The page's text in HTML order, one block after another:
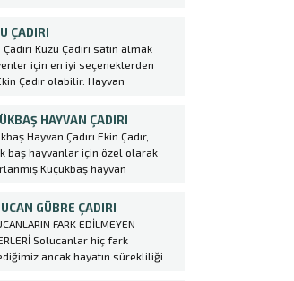
başlanmıştır. Özellikle de
göçer sektörlerde konteynırların
alan hangar çadırı birçok avantajı
getirmektedir. hangar...
ÇADIRI
Kuzu Çadırı satın almak
için en iyi seçeneklerden
Çadır olabilir. Hayvan
yüksek kaliteli malzemeler
dayanıklı ve uzun ömürlü
üretmektedir. Kuzu
kurulumu oldukça kolaydır ve
sahiplerine büyük avantajlar
HAYVAN ÇADIRI
Hayvan Çadırı Ekin Çadır,
baş hayvanlar için özel olarak
Küçükbaş hayvan
rahatça barınabileceği,
ve doğal şartlardan
yetiştirilebileceği alanlar
Küçükbaş hayvan
yapan çiftçiler için hayvan
GÜBRE ÇADIRI
FARK EDİLMEYEN
Solucanlar hiç fark
ancak hayatın sürekliliği